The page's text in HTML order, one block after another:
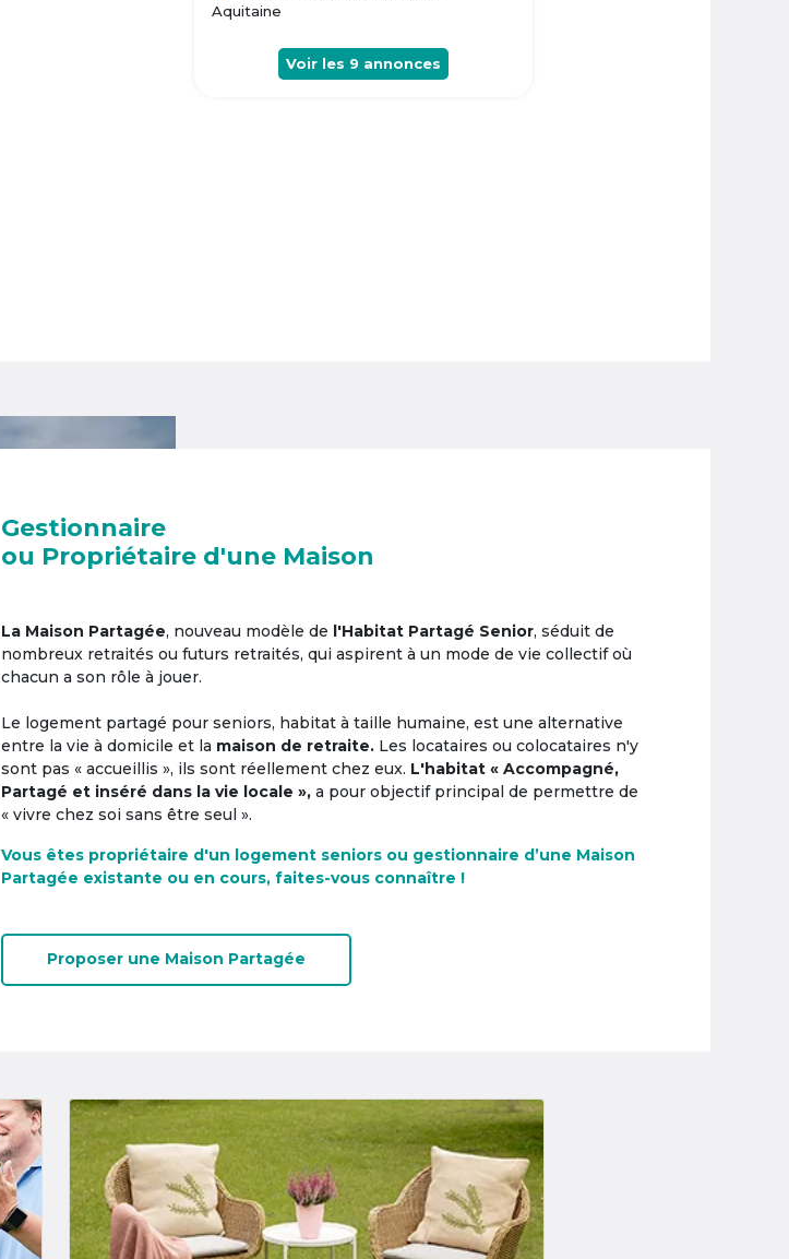
Aquitaine
Voir les 9 annonces
Gestionnaire
ou Propriétaire d'une Maison
La Maison Partagée, nouveau modèle de l'Habitat Partagé Senior, séduit de
nombreux retraités ou futurs retraités, qui aspirent à un mode de vie collectif où
chacun a son rôle à jouer.
Le logement partagé pour seniors, habitat à taille humaine, est une alternative
entre la vie à domicile et la maison de retraite. Les locataires ou colocataires n'y
sont pas « accueillis », ils sont réellement chez eux. L'habitat « Accompagné,
Partagé et inséré dans la vie locale », a pour objectif principal de permettre de
« vivre chez soi sans être seul ».
Vous êtes propriétaire d'un logement seniors ou gestionnaire d’une Maison
Partagée existante ou en cours, faites-vous connaître !
Proposer une Maison Partagée